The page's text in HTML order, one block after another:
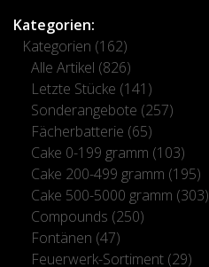
Kategorien:
Kategorien (162)
Alle Artikel (826)
Letzte Stücke (141)
Sonderangebote (257)
Fächerbatterie (65)
Cake 0-199 gramm (103)
Cake 200-499 gramm (195)
Cake 500-5000 gramm (303)
Compounds (250)
Fontänen (47)
Feuerwerk-Sortiment (29)